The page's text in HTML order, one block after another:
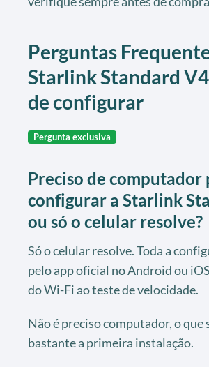
Perguntas
Starlink Standard
de configurar
Pergunta exclusiva
Preciso de computador
configurar a Starlink
ou só o celular resolve?
Só o celular resolve. Toda a
pelo app oficial no Android ou
do Wi-Fi ao teste de velocidade.
Não é preciso computador, o que
bastante a primeira instalação.